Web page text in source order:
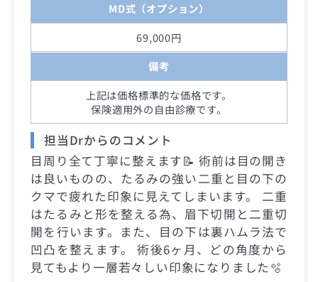
MD式（オプション）
69,000円
備考
上記は価格標準的な価格です。
保険適用外の自由診療です。
担当Drからのコメント
目周り全て丁寧に整えます📝 術前は目の開き
は良いものの、たるみの強い二重と目の下の
クマで疲れた印象に見えてしまいます。 二重
はたるみと形を整える為、眉下切開と二重切
開を行います。また、目の下は裏ハムラ法で
凹凸を整えます。 術後6ヶ月、どの角度から
見てもより一層若々しい印象になりました🫧